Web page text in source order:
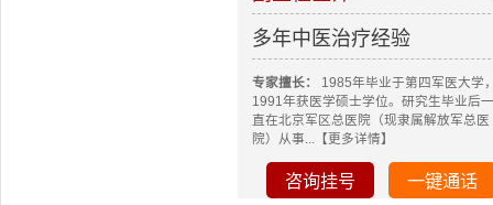
多年中医治疗经验
专家擅长：
1985年毕业于第四军医大学
1991年获医学硕士学位。研究生毕业后一
直在北京军区总医院（现隶属解放军总医
院）从事...【更多详情】
咨询挂号 一键通话